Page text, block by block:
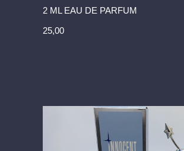
2 ML EAU DE PARFUM
25,00